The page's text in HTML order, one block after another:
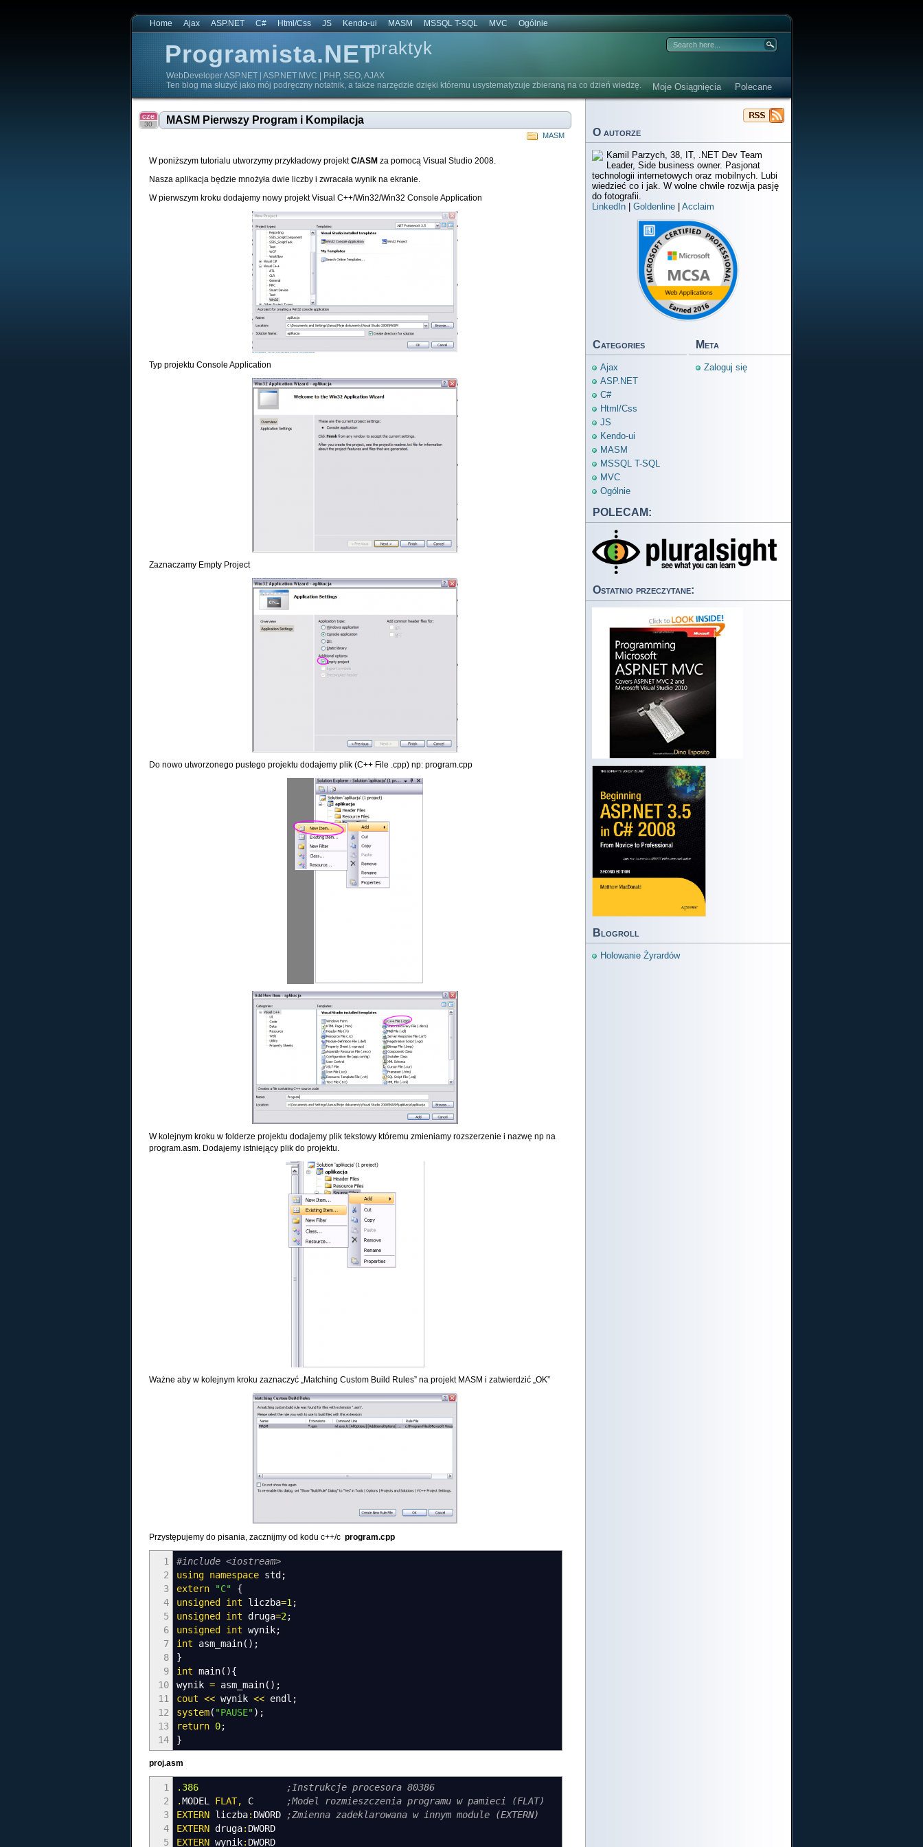
Home Ajax ASP.NET C# Html/Css JS Kendo-ui MASM MSSQL T-SQL MVC Ogólnie
Programista.NETpraktyk
WebDeveloper ASP.NET | ASP.NET MVC | PHP, SEO, AJAX
Ten blog ma służyć jako mój podręczny notatnik, a także narzędzie dzięki któremu usystematyzuje zbieraną na co dzień wiedzę.
Moje Osiągnięcia Polecane
MASM Pierwszy Program i Kompilacja
cze
30
MASM
W poniższym tutorialu utworzymy przykładowy projektC/ASM za pomocą Visual Studio 2008.
Nasza aplikacja będzie mnożyła dwie liczby i zwracała wynik na ekranie.
W pierwszym kroku dodajemy nowy projekt Visual C++/Win32/Win32 Console Application
Typ projektu Console Application
Zaznaczamy Empty Project
Do nowo utworzonego pustego projektu dodajemy plik (C++ File .cpp) np: program.cpp
W kolejnym kroku w folderze projektu dodajemy plik tekstowy któremu zmieniamy rozszerzenie i nazwę np na
program.asm. Dodajemy istniejący plik do projektu.
Ważne aby w kolejnym kroku zaznaczyć „Matching Custom Build Rules” na projekt MASM i zatwierdzić „OK”
Przystępujemy do pisania, zacznijmy od kodu c++/c program.cpp
1
2
3
4
5
6
7
8
9
10
11
12
13
14
#include <iostream>
using namespace std ;
extern
"C"
{
unsigned
int liczba=1 ;
unsigned
int druga=2 ;
unsigned
int wynik;
int asm_main( ) ;
}
int main( ){
wynik = asm_main( ) ;
cout << wynik << endl ;
system( "PAUSE") ;
return 0;
}
proj.asm
1
2
3
4
5
.386
;Instrukcje procesora 80386
.MODEL FLAT, C
;Model rozmieszczenia programu w pamieci (FLAT)
EXTERN liczba: DWORD
;Zmienna zadeklarowana w innym module (EXTERN)
EXTERN druga: DWORD
EXTERN wynik: DWORD
O autorze
Kamil Parzych, 38, IT, .NET Dev Team
Leader, Side business owner. Pasjonat
technologii internetowych oraz mobilnych. Lubi
wiedzieć co i jak. W wolne chwile rozwija pasję
do fotografii.
LinkedIn
Goldenline Acclaim
Categories
Ajax
ASP.NET
C#
Html/Css
JS
Kendo-ui
MASM
MSSQL T-SQL
MVC
Ogólnie
Meta
Zaloguj się
POLECAM:
Ostatnio przeczytane:
Blogroll
Holowanie Żyrardów